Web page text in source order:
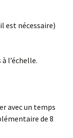
est nécessaire)
l’échelle.
avec un temps
de 8